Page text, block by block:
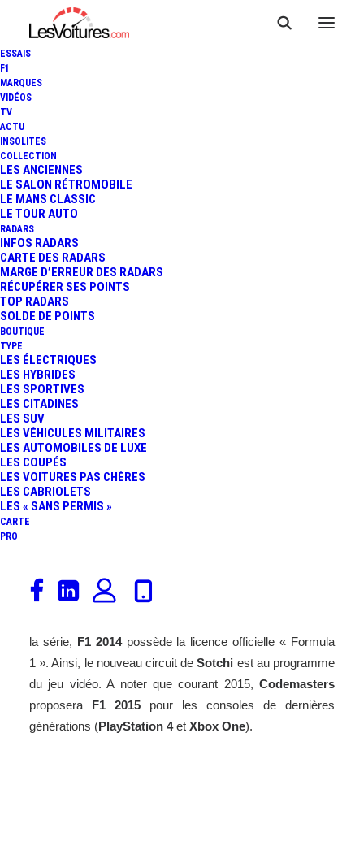
ESSAIS
F1
MARQUES
VIDÉOS
TV
ACTU
INSOLITES
COLLECTION
LES ANCIENNES
LE SALON RÉTROMOBILE
LE MANS CLASSIC
LE TOUR AUTO
RADARS
INFOS RADARS
CARTE DES RADARS
MARGE D’ERREUR DES RADARS
RÉCUPÉRER SES POINTS
TOP RADARS
SOLDE DE POINTS
BOUTIQUE
TYPE
LES ÉLECTRIQUES
LES HYBRIDES
LES SPORTIVES
LES CITADINES
LES SUV
LES VÉHICULES MILITAIRES
LES AUTOMOBILES DE LUXE
LES COUPÉS
LES VOITURES PAS CHÈRES
LES CABRIOLETS
LES « SANS PERMIS »
CARTE
PRO
VIDÉO : LE TEASER DU JEU
VIDÉO F1 2014 !
lejeu F12014, édité par
17 octobre prochain pour les consoles
la série, F1 2014possède la licence officielle « Formula
1 ». Ainsi, le nouveau circuit deSotchi est au programme
du jeu vidéo. A noter que courant 2015, Codemasters
proposera F1 2015 pour les consoles de dernières
générations (PlayStation 4et Xbox One).